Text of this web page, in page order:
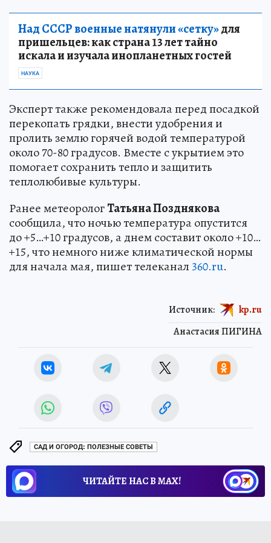
Над СССР военные натянули «сетку»для
пришельцев: как страна 13 лет тайно
искала и изучала инопланетных гостей
НАУКА
Эксперт также рекомендовала перед посадкой
перекопать грядки, внести удобрения и
пролить землю горячей водой температурой
около 70-80 градусов. Вместе с укрытием это
помогает сохранить тепло и защитить
теплолюбивые культуры.
Ранее метеорологТатьяна Позднякова
сообщила, что ночью температура опустится
до +5…+10 градусов, а днем составит около +10…
+15, что немного ниже климатической нормы
для начала мая, пишет телеканал 360.ru.
Анастасия ПИГИНА
Источник: kp.ru
САД И ОГОРОД: ПОЛЕЗНЫЕ СОВЕТЫ
ЧИТАЙТЕ НАС В МАХ!